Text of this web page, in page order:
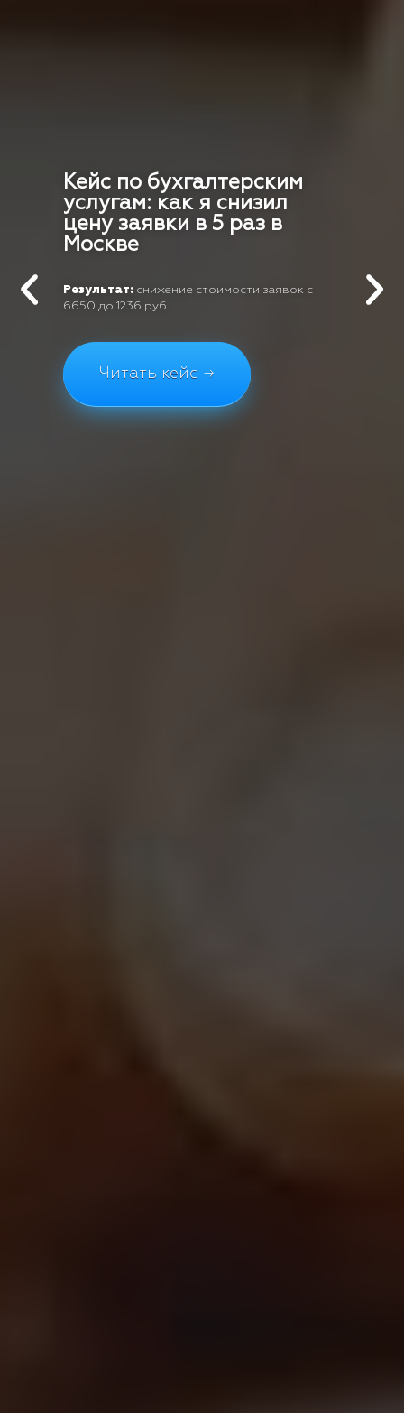
Кейс по бухгалтерским
услугам: как я снизил
цену заявки в 5 раз в
Москве
Результат: снижение стоимости заявок с
6650 до 1236 руб.
Читать кейс →